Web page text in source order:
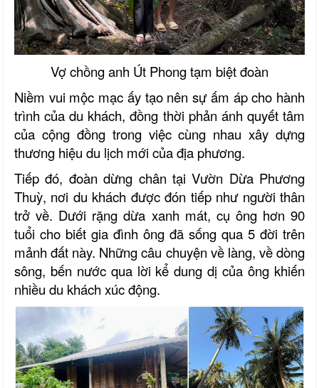
Vợ chồng anh Út Phong tạm biệt đoàn
Niềm vui mộc mạc ấy tạo nên sự ấm áp cho hành
trình của du khách, đồng thời phản ánh quyết tâm
của cộng đồng trong việc cùng nhau xây dựng
thương hiệu du lịch mới của địa phương.
Tiếp đó, đoàn dừng chân tại Vườn Dừa Phương
Thuỳ, nơi du khách được đón tiếp như người thân
trở về. Dưới rặng dừa xanh mát, cụ ông hơn 90
tuổi cho biết gia đình ông đã sống qua 5 đời trên
mảnh đất này. Những câu chuyện về làng, về dòng
sông, bến nước qua lời kể dung dị của ông khiến
nhiều du khách xúc động.